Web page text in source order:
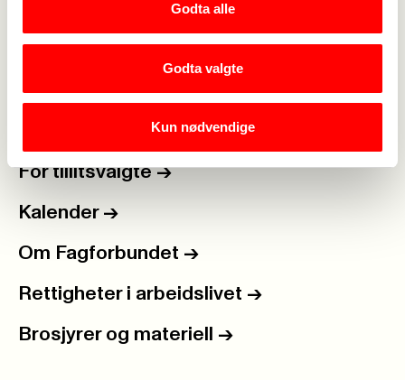
Godta alle
Godta valgte
Kun nødvendige
Medlemskap ->
Lønn og tariff ->
For tillitsvalgte ->
Kalender ->
Om Fagforbundet ->
Rettigheter i arbeidslivet ->
Brosjyrer og materiell ->